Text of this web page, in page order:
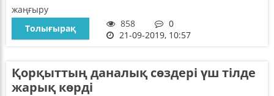
жаңғыру
Толығырақ
858
0
21-09-2019, 10:57
Қорқыттың даналық сөздері үш тілде
жарық көрді